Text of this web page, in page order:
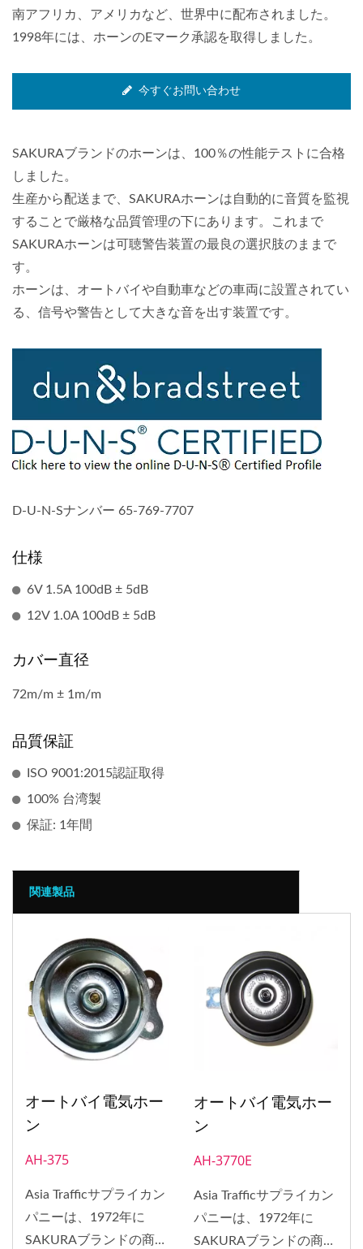
南アフリカ、アメリカなど、世界中に配布されました。
1998年には、ホーンのEマーク承認を取得しました。
今すぐお問い合わせ
SAKURAブランドのホーンは、100％の性能テストに合格
しました。
生産から配送まで、SAKURAホーンは自動的に音質を監視
することで厳格な品質管理の下にあります。これまで
SAKURAホーンは可聴警告装置の最良の選択肢のままで
す。
ホーンは、オートバイや自動車などの車両に設置されてい
る、信号や警告として大きな音を出す装置です。
D-U-N-Sナンバー 65-769-7707
仕様
6V 1.5A 100dB ± 5dB
12V 1.0A 100dB ± 5dB
カバー直径
72m/m ± 1m/m
品質保証
ISO 9001:2015認証取得
100% 台湾製
保証: 1年間
関連製品
オートバイ電気ホー
ン
AH-375
Asia Trafficサプライカン
パニーは、1972年に
SAKURAブランドの商標
オートバイ電気ホー
ン
AH-3770E
Asia Trafficサプライカン
パニーは、1972年に
SAKURAブランドの商標